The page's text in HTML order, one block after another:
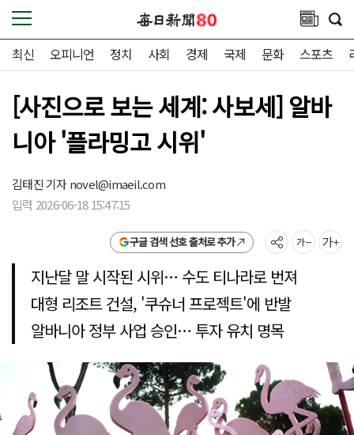
최신 오피니언 정치 사회 경제 국제 문화 스포츠
[사진으로 보는 세계: 사보세] 알바
니아 '플라밍고 시위'
김태진 기자novel@imaeil.com
입력 2026-06-18 15:47:15
구글 검색 선호 출처로 추가
지난달 말 시작된 시위… 수도 티나라로 번져
대형 리조트 건설, '쿠슈너 프로젝트'에 반발
알바니아 정부 사업 승인… 투자 유치 명목